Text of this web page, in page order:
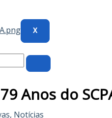
X
Anos do
, Notícias